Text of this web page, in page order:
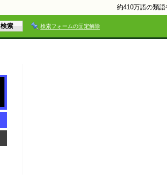
約410万語の類
検索フォームの固定解除